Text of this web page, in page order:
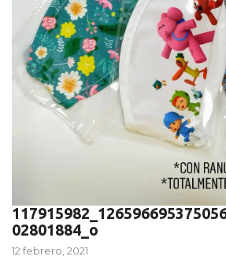
02801884_o
12 febrero, 2021